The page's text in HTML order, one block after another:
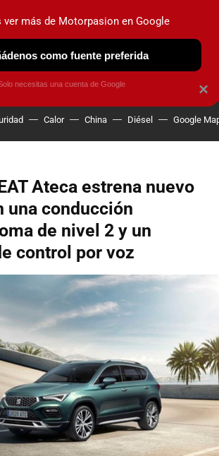
ELÉCTRICOS OBSERVATORIO
Calor China Diésel Google
Ateca estrena nuevo
una conducción
de nivel 2 y un
control por voz
×
ver más de Motorpasion en Google
como fuente preferida
necesitas una cuenta de Google